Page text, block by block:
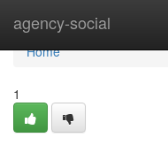
agency-social
Home
Home
1